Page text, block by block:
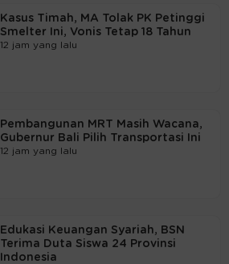
Kasus Timah, MA Tolak PK Petinggi
Smelter Ini, Vonis Tetap 18 Tahun
12 jam yang lalu
Pembangunan MRT Masih Wacana,
Gubernur Bali Pilih Transportasi Ini
12 jam yang lalu
Edukasi Keuangan Syariah, BSN
Terima Duta Siswa 24 Provinsi
Indonesia